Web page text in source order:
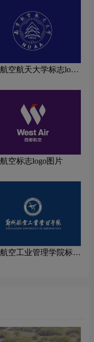
空航天大学标志logo
空标志logo图片
空工业管理学院标志